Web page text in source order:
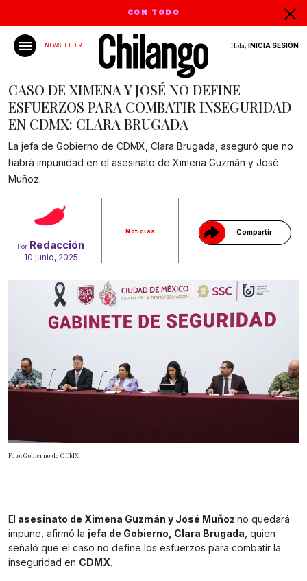
CON TODO
NEWSLETTER Hola, INICIA SESIÓN
Por Redacción
10 junio, 2025
Noticias Compartir
Gracias!
CASO DE XIMENA Y JOSÉ NO DEFINE
ESFUERZOS PARA COMBATIR INSEGURIDAD
EN CDMX: CLARA BRUGADA
La jefa de Gobierno de CDMX, Clara Brugada, aseguró que no
habrá impunidad en el asesinato de Ximena Guzmán y José
Muñoz.
Foto: Gobierno de CDMX
El asesinato de Ximena Guzmán y José Muñoz no quedará
impune, afirmó la jefa de Gobierno, Clara Brugada, quien
señaló que el caso no define los esfuerzos para combatir la
inseguridad en CDMX.